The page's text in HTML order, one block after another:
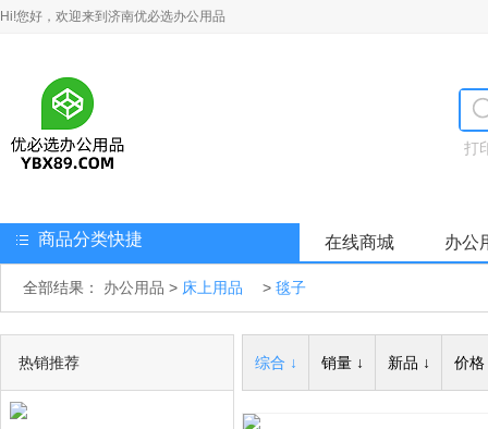
Hi!您好，欢迎来到济南优必选办公用品
打
商品分类快捷 在线商城 办公
全部结果： 办公用品 > 床上用品 > 毯子
热销推荐 综合 ↓ 销量 ↓ 新品 ↓ 价格